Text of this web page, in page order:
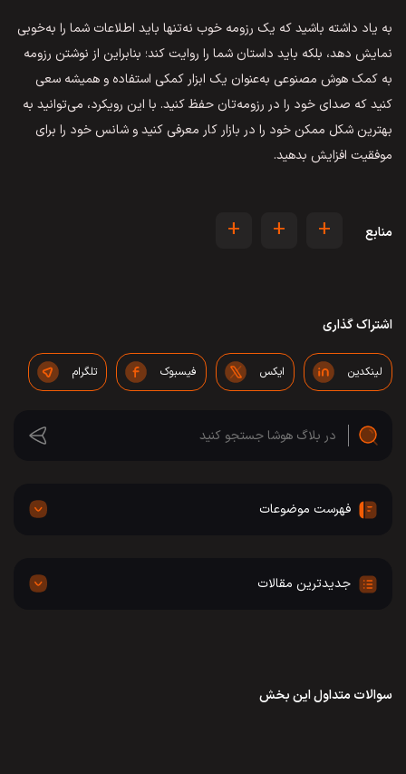
به یاد داشته باشید که یک رزومه خوب نه‌تنها باید اطلاعات شما را به‌خوبی
نمایش دهد، بلکه باید داستان شما را روایت کند؛ بنابراین از نوشتن رزومه
به کمک هوش مصنوعی به‌عنوان یک ابزار کمکی استفاده و همیشه سعی
کنید که صدای خود را در رزومه‌تان حفظ کنید. با این رویکرد، می‌توانید به
بهترین شکل ممکن خود را در بازار کار معرفی کنید و شانس خود را برای
موفقیت افزایش بدهید.
منابع +
+
+
اشتراک گذاری
لینکدین ایکس فیسبوک تلگرام
فهرست موضوعات
جدیدترین مقالات
سوالات متداول این بخش